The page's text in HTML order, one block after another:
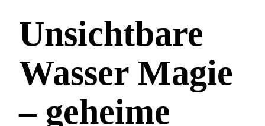
Unsichtbare
Wasser Magie
– geheime